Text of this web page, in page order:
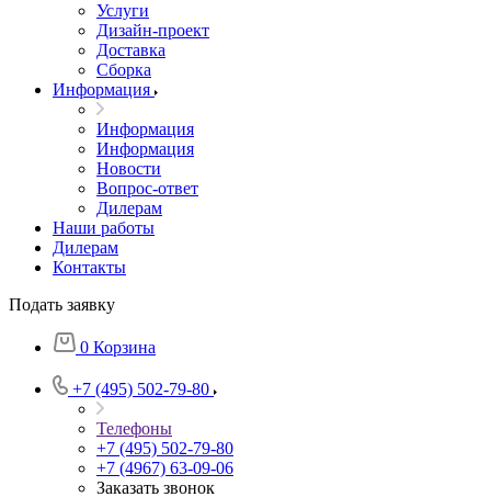
Услуги
Дизайн-проект
Доставка
Сборка
Информация
Информация
Информация
Новости
Вопрос-ответ
Дилерам
Наши работы
Дилерам
Контакты
Подать заявку
0 Корзина
+7 (495) 502-79-80
Телефоны
+7 (495) 502-79-80
+7 (4967) 63-09-06
Заказать звонок